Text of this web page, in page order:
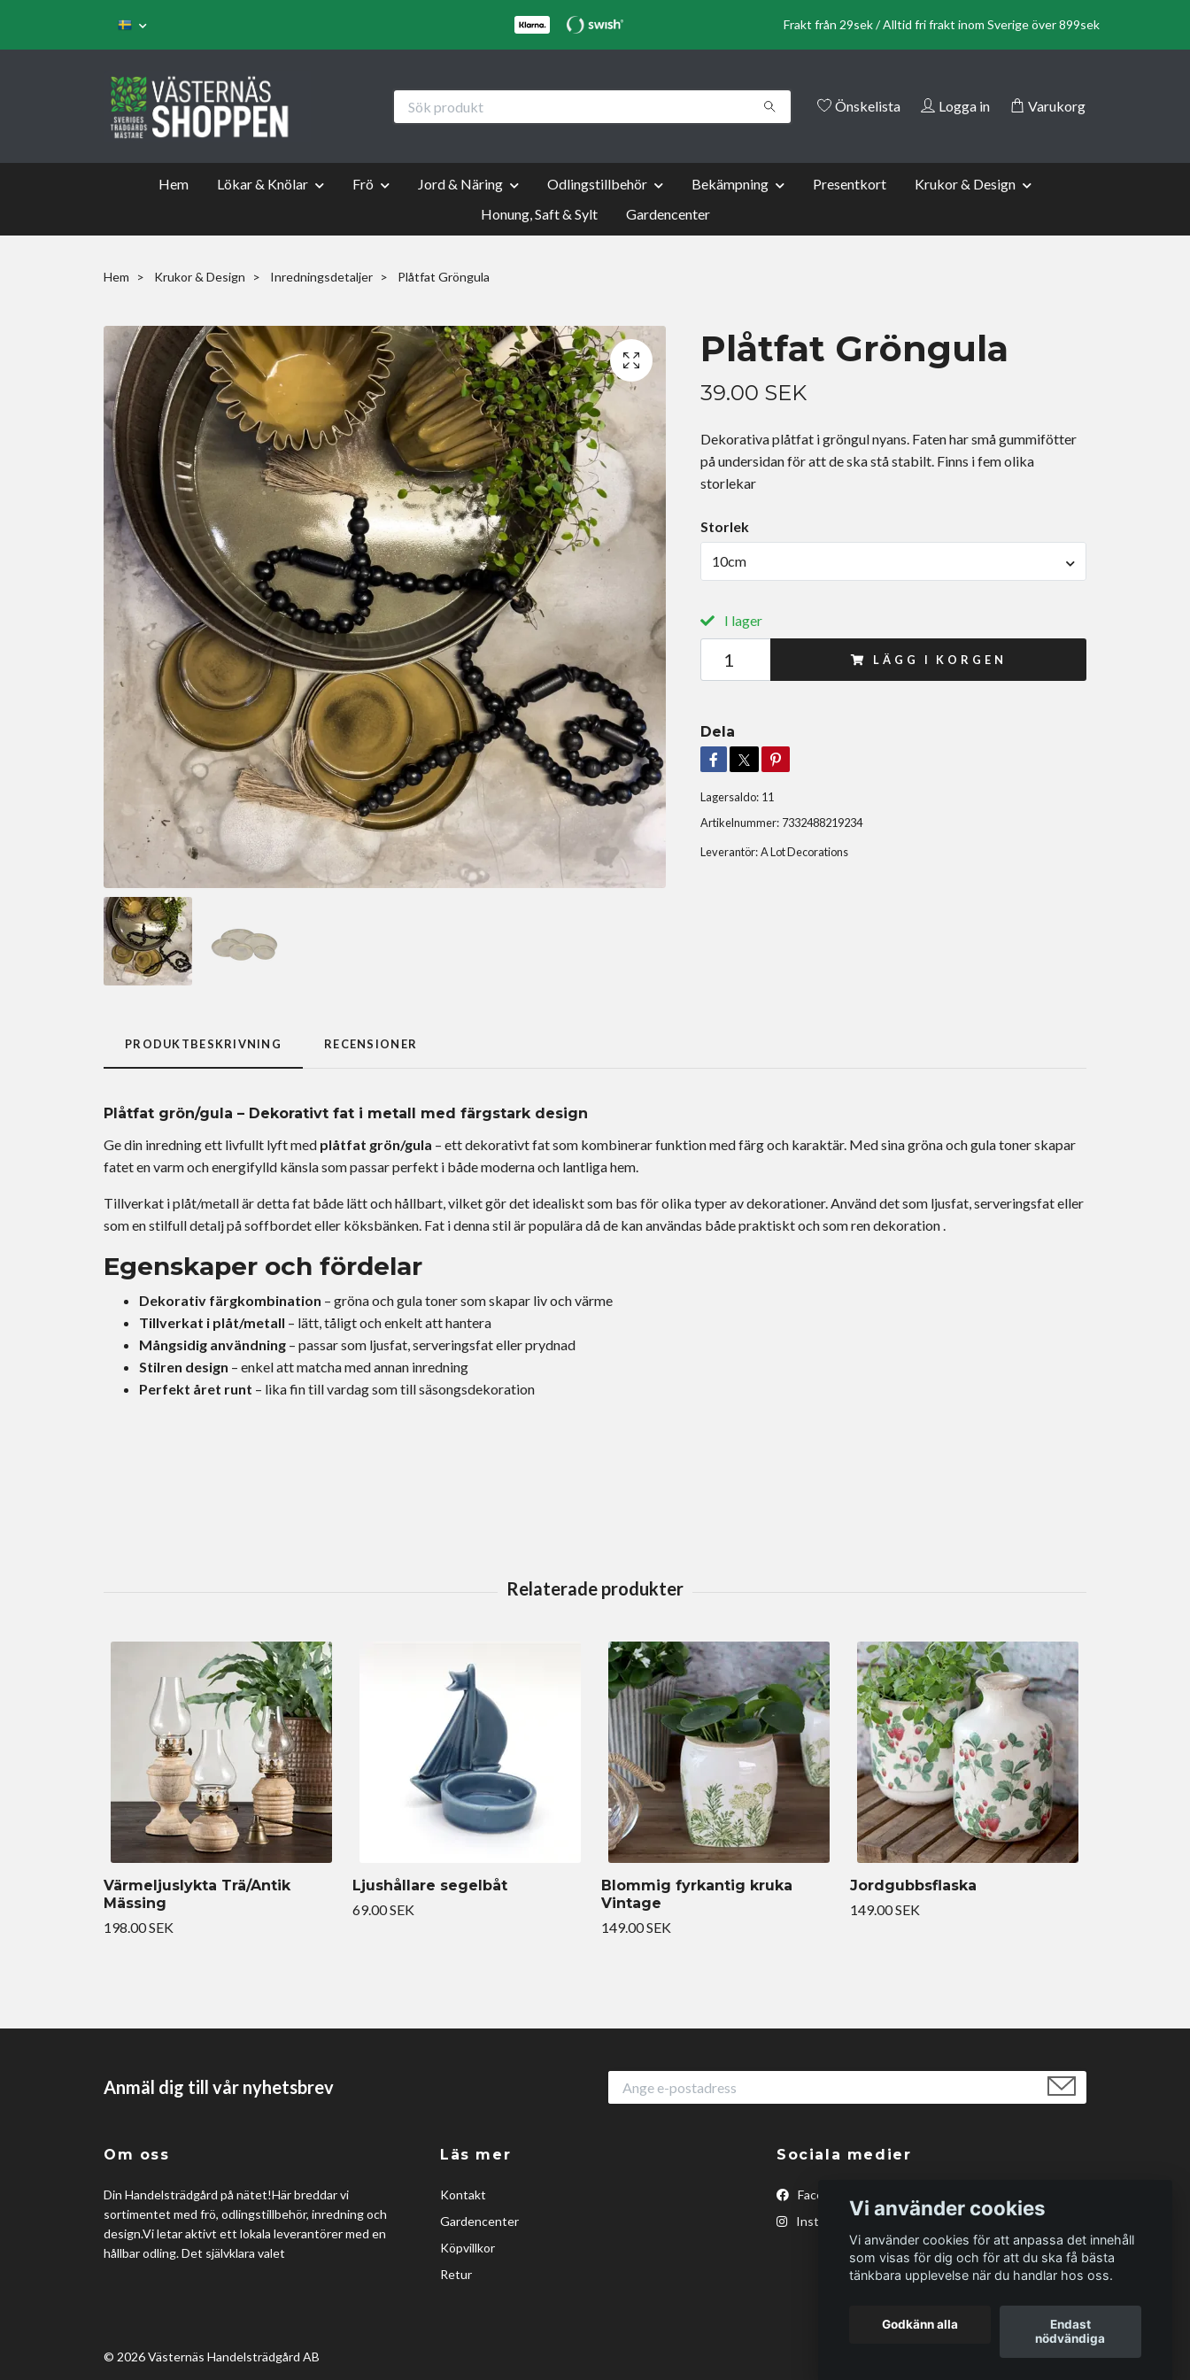
Frakt från 29sek / Alltid fri frakt inom Sverige över 899sek
Önskelista Logga in Varukorg
Hem Lökar & Knölar Frö Jord & Näring Odlingstillbehör Bekämpning Presentkort
Krukor & Design
Honung, Saft & Sylt
Gardencenter
Hem Krukor & Design Inredningsdetaljer Plåtfat Gröngula
Plåtfat Gröngula
39.00 SEK
Dekorativa plåtfat i gröngul nyans. Faten har små gummifötter
på undersidan för att de ska stå stabilt. Finns i fem olika
storlekar
Storlek
10cm
I lager
LÄGG I KORGEN
Dela
Lagersaldo: 11
Artikelnummer: 7332488219234
Leverantör:A Lot Decorations
PRODUKTBESKRIVNING RECENSIONER
Plåtfat grön/gula – Dekorativt fat i metall med färgstark design
Ge din inredning ett livfullt lyft med plåtfat grön/gula – ett dekorativt fat som kombinerar funktion med färg och karaktär. Med sina gröna och gula toner skapar
fatet en varm och energifylld känsla som passar perfekt i både moderna och lantliga hem.
Tillverkat i plåt/metall är detta fat både lätt och hållbart, vilket gör det idealiskt som bas för olika typer av dekorationer. Använd det som ljusfat, serveringsfat eller
som en stilfull detalj på soffbordet eller köksbänken. Fat i denna stil är populära då de kan användas både praktiskt och som ren dekoration .
Egenskaper och fördelar
Dekorativ färgkombination – gröna och gula toner som skapar liv och värme
Tillverkat i plåt/metall – lätt, tåligt och enkelt att hantera
Mångsidig användning – passar som ljusfat, serveringsfat eller prydnad
Stilren design – enkel att matcha med annan inredning
Perfekt året runt – lika fin till vardag som till säsongsdekoration
Värmeljuslykta Trä/Antik
Mässing
198.00 SEK
Ljushållare segelbåt
69.00 SEK
Blommig fyrkantig kruka
Vintage
149.00 SEK
Jordgubbsflaska
149.00 SEK
Anmäl dig till vår nyhetsbrev
Om oss
Din Handelsträdgård på nätet!Här breddar vi
sortimentet med frö, odlingstillbehör, inredning och
design.Vi letar aktivt ett lokala leverantörer med en
hållbar odling. Det självklara valet
Läs mer
Kontakt
Gardencenter
Köpvillkor
Retur
Sociala medier
Facebook
Instagram
© 2026 Västernäs Handelsträdgård AB
Vi använder cookies
Vi använder cookies för att anpassa det innehåll
som visas för dig och för att du ska få bästa
tänkbara upplevelse när du handlar hos oss.
Godkänn alla
Endast
nödvändiga